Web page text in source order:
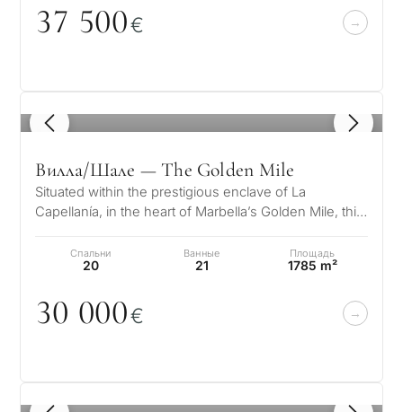
37 500€
1 / 8
Вилла/Шале — The Golden Mile
Situated within the prestigious enclave of La
Capellanía, in the heart of Marbella’s Golden Mile, this
Спальни
20
Ванные
21
Площадь
1785 m²
30 000€